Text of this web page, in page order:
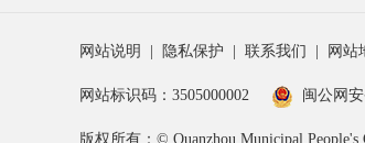
网站说明 隐私保护 联系我们 网站
网站标识码：3505000002 闽公网
版权所有：© Quanzhou Municipal People's